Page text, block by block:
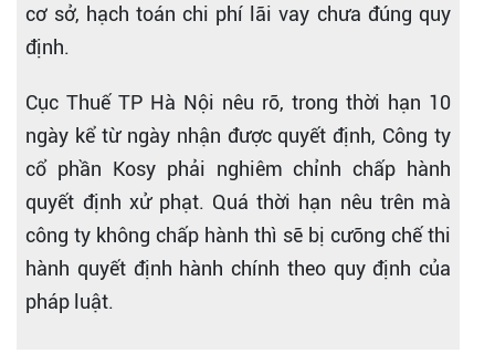
cơ sở, hạch toán chi phí lãi vay chưa đúng quy
định.
Cục Thuế TP Hà Nội nêu rõ, trong thời hạn 10
ngày kể từ ngày nhận được quyết định, Công ty
cổ phần Kosy phải nghiêm chỉnh chấp hành
quyết định xử phạt. Quá thời hạn nêu trên mà
công ty không chấp hành thì sẽ bị cưỡng chế thi
hành quyết định hành chính theo quy định của
pháp luật.